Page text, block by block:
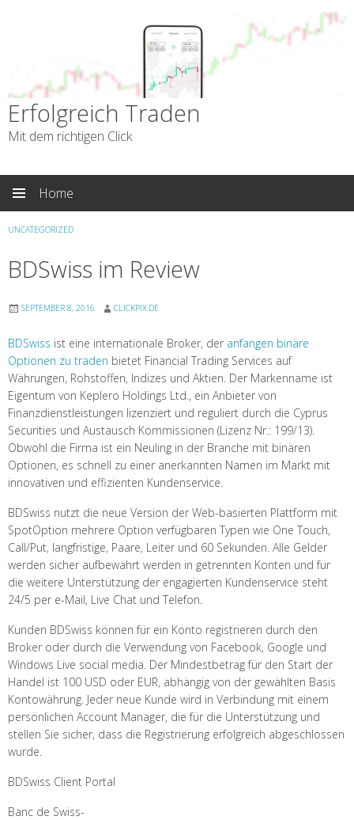
Erfolgreich Traden
Mit dem richtigen Click
Home
UNCATEGORIZED
BDSwiss im Review
SEPTEMBER 8, 2016 CLICKPIX.DE
BDSwiss ist eine internationale Broker, der anfangen binäre
Optionen zu traden bietet Financial Trading Services auf
Währungen, Rohstoffen, Indizes und Aktien. Der Markenname ist
Eigentum von Keplero Holdings Ltd., ein Anbieter von
Finanzdienstleistungen lizenziert und reguliert durch die Cyprus
Securities und Austausch Kommissionen (Lizenz Nr.: 199/13).
Obwohl die Firma ist ein Neuling in der Branche mit binären
Optionen, es schnell zu einer anerkannten Namen im Markt mit
innovativen und effizienten Kundenservice.
BDSwiss nutzt die neue Version der Web-basierten Plattform mit
SpotOption mehrere Option verfügbaren Typen wie One Touch,
Call/Put, langfristige, Paare, Leiter und 60 Sekunden. Alle Gelder
werden sicher aufbewahrt werden in getrennten Konten und für
die weitere Unterstützung der engagierten Kundenservice steht
24/5 per e-Mail, Live Chat und Telefon.
Kunden BDSwiss können für ein Konto registrieren durch den
Broker oder durch die Verwendung von Facebook, Google und
Windows Live social media. Der Mindestbetrag für den Start der
Handel ist 100 USD oder EUR, abhängig von der gewählten Basis
Kontowährung. Jeder neue Kunde wird in Verbindung mit einem
persönlichen Account Manager, die für die Unterstützung und
stellen Sie sicher, dass die Registrierung erfolgreich abgeschlossen
wurde.
BDSwiss Client Portal
Banc de Swiss-